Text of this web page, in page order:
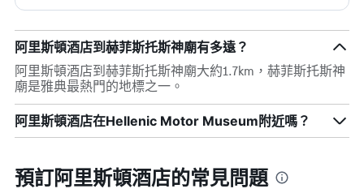
阿里斯頓酒店到赫菲斯托斯神廟有多遠？
阿里斯頓酒店到赫菲斯托斯神廟大約1.7km，赫菲斯托斯神
廟是雅典最熱門的地標之一。
阿里斯頓酒店在Hellenic Motor Museum附近嗎？
預訂阿里斯頓酒店的常見問題